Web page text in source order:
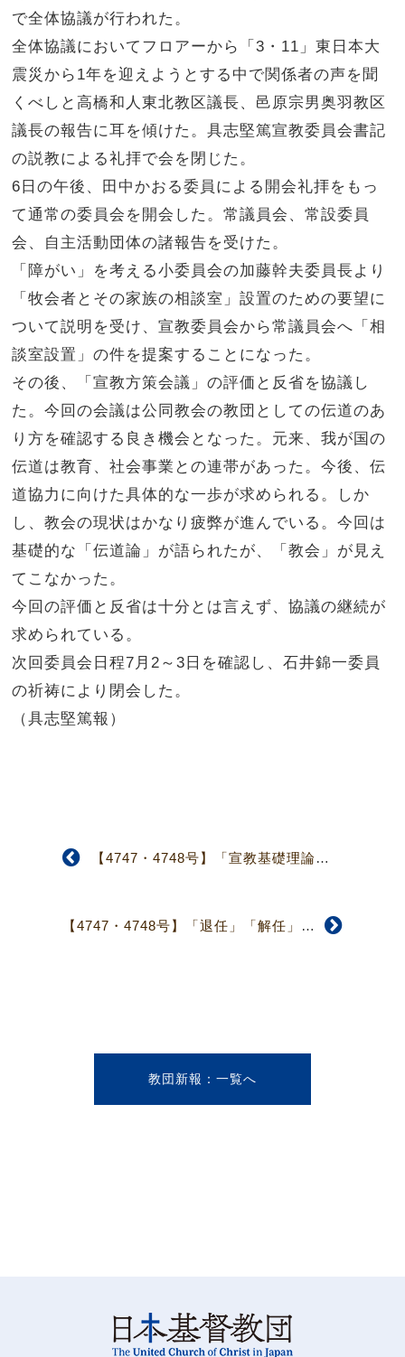
で全体協議が行われた。
全体協議においてフロアーから「3・11」東日本大
震災から1年を迎えようとする中で関係者の声を聞
くべしと高橋和人東北教区議長、邑原宗男奥羽教区
議長の報告に耳を傾けた。具志堅篤宣教委員会書記
の説教による礼拝で会を閉じた。
6日の午後、田中かおる委員による開会礼拝をもっ
て通常の委員会を開会した。常議員会、常設委員
会、自主活動団体の諸報告を受けた。
「障がい」を考える小委員会の加藤幹夫委員長より
「牧会者とその家族の相談室」設置のための要望に
ついて説明を受け、宣教委員会から常議員会へ「相
談室設置」の件を提案することになった。
その後、「宣教方策会議」の評価と反省を協議し
た。今回の会議は公同教会の教団としての伝道のあ
り方を確認する良き機会となった。元来、我が国の
伝道は教育、社会事業との連帯があった。今後、伝
道協力に向けた具体的な一歩が求められる。しか
し、教会の現状はかなり疲弊が進んでいる。今回は
基礎的な「伝道論」が語られたが、「教会」が見え
てこなかった。
今回の評価と反省は十分とは言えず、協議の継続が
求められている。
次回委員会日程7月2～3日を確認し、石井錦一委員
の祈祷により閉会した。
（具志堅篤報）
【4747・4748号】「宣教基礎理論」改訂のためのガイドライン 宣教研究所委員会
【4747・4748号】「退任」「解任」で答申 第6回信仰職制委員会
教団新報